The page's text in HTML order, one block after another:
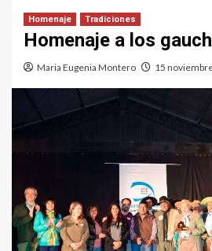
Homenaje Tradiciones
Homenaje a los
Maria Eugenia Montero 15